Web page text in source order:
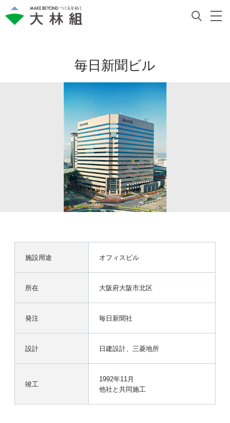
毎日新聞ビル
施設用途 オフィスビル
所在 大阪府大阪市北区
発注 毎日新聞社
設計 日建設計、三菱地所
竣工
1992年11月
他社と共同施工